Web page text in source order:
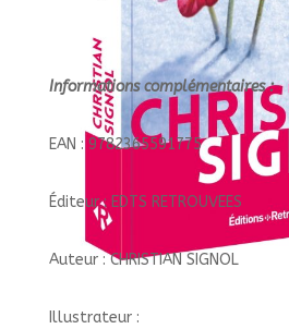
Informations complémentaires :
EAN : 9782365591775
Éditeur : EDTS RETROUVEES
Auteur : CHRISTIAN SIGNOL
Illustrateur :